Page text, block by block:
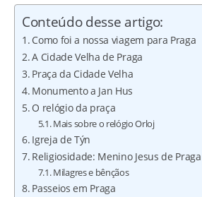
Conteúdo desse artigo:
Como foi a nossa viagem para Praga
A Cidade Velha de Praga
Praça da Cidade Velha
Monumento a Jan Hus
O relógio da praça
Mais sobre o relógio Orloj
Igreja de Týn
Religiosidade: Menino Jesus de Praga
Milagres e bênçãos
Passeios em Praga